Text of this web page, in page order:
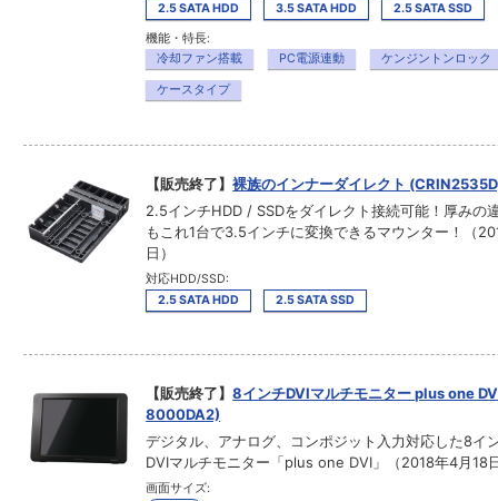
2.5 SATA HDD
3.5 SATA HDD 2.5 SATA SSD
機能・特長:
冷却ファン搭載
PC電源連動 ケンジントンロック
ケースタイプ
【販売終了】裸族のインナーダイレクト
2.5インチHDD / SSDをダイレクト接続可能！厚みの
もこれ1台で3.5インチに変換できるマウンター！（
日）
対応HDD/SSD:
2.5 SATA HDD
2.5 SATA SSD
【販売終了】8インチDVIマルチモニター plus one
8000DA2)
デジタル、アナログ、コンポジット入力対応した8イ
DVIマルチモニター「plus one DVI」（2018年4月18
画面サイズ: